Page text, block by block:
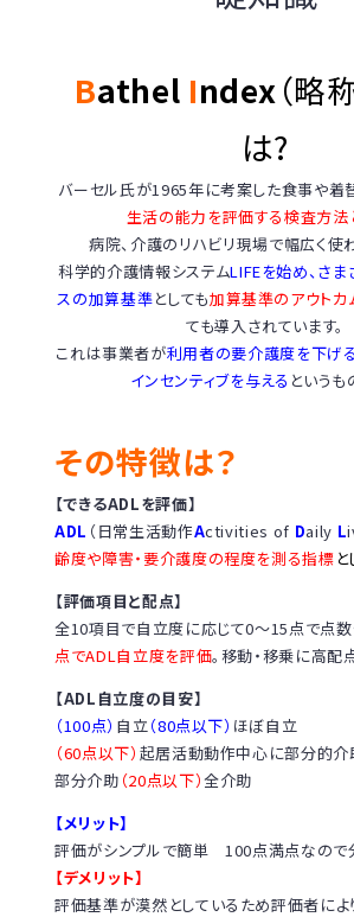
Bathel Index（略
は?
バーセル氏が1965年に考案した食事や着
生活の能力を評価する検査方法
病院、介護のリハビリ現場で幅広く使
科学的介護情報システムLIFEを始め、さ
スの加算基準としても加算基準のアウトカ
ても導入されています。
これは事業者が利用者の要介護度を下げ
インセンティブを与える というも
その特徴は？
【できるADLを評価】
ADL （日常生活動作Activities of Daily L
齢度や障害・要介護度の程度を測る指標
【評価項目と配点】
全10項目で自立度に応じて0〜15点で点数
点でADL自立度を評価。移動・移乗に高配
【ADL自立度の目安】
（100点） 自立（80点以下） ほぼ自立
（60点以下） 起居活動動作中心に部分的介
部分介助 （20点以下）全介助
【メリット】
評価がシンプルで簡単 100点満点なので
【デメリット】
評価基準が漠然としているため評価者によ